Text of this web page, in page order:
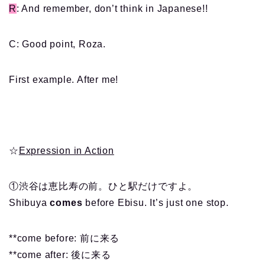
R: And remember, don’t think in Japanese!!
C: Good point, Roza.
First example. After me!
☆ Expression in Action
①渋谷は恵比寿の前。ひと駅だけですよ。
Shibuyacomes before Ebisu. It’s just one stop.
**come before: 前に来る
**come after: 後に来る